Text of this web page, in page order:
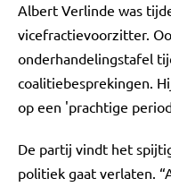
Albert Verlinde was
vicefractievoorzitter.
onderhandelingstafel
coalitiebesprekingen.
op een 'prachtige
De partij vindt het
politiek gaat verlaten.